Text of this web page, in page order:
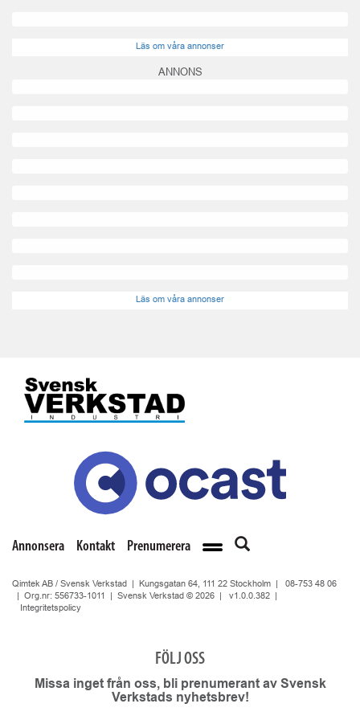
Läs om våra annonser
ANNONS
Läs om våra annonser
Annonsera Kontakt Prenumerera
Qimtek AB / Svensk Verkstad | Kungsgatan 64, 111 22 Stockholm | 08-753 48 06
| Org.nr: 556733-1011 | Svensk Verkstad © 2026 | v1.0.0.382
Integritetspolicy
FÖLJ OSS
Missa inget från oss, bli prenumerant av Svensk
Verkstads nyhetsbrev!